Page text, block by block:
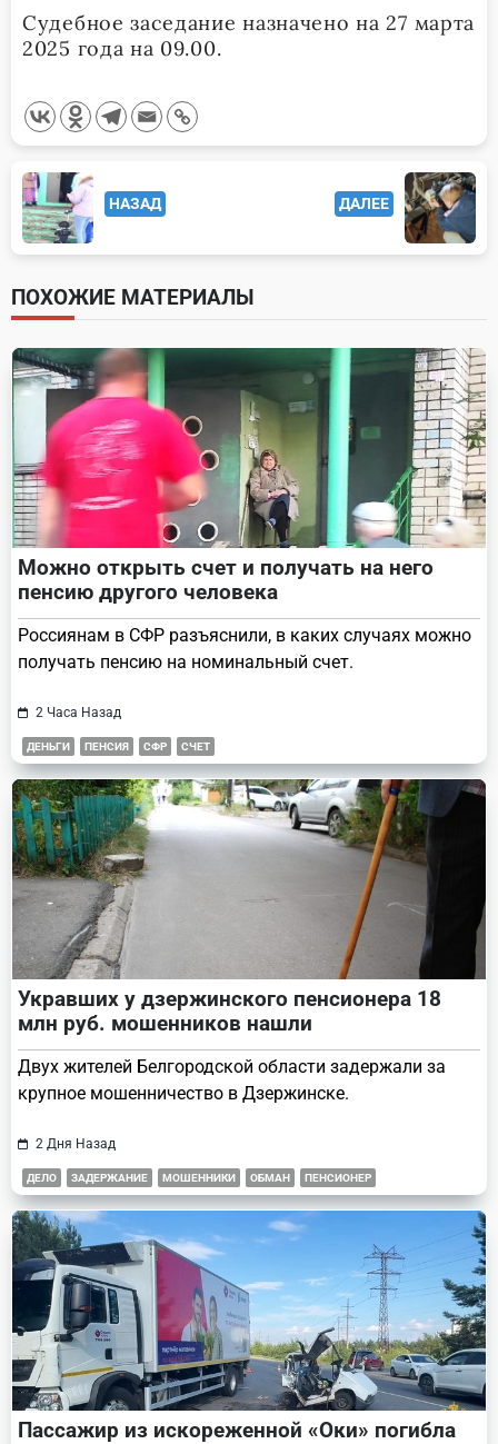
Судебное заседание назначено на 27 марта
2025 года на 09.00.
<span
class="nav-
subtitle
screen-
reader-
text">Page</span>
НАЗАД ДАЛЕЕ
ПОХОЖИЕ МАТЕРИАЛЫ
Можно открыть счет и получать на него
пенсию другого человека
Россиянам в СФР разъяснили, в каких случаях можно
получать пенсию на номинальный счет.
2 Часа Назад
ДЕНЬГИ ПЕНСИЯ СФР СЧЕТ
Укравших у дзержинского пенсионера 18
млн руб. мошенников нашли
Двух жителей Белгородской области задержали за
крупное мошенничество в Дзержинске.
2 Дня Назад
ДЕЛО ЗАДЕРЖАНИЕ МОШЕННИКИ ОБМАН ПЕНСИОНЕР
Пассажир из искореженной «Оки» погибла